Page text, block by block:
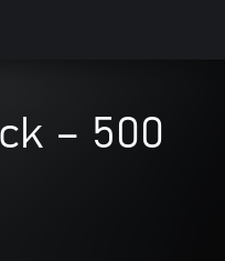
– 500